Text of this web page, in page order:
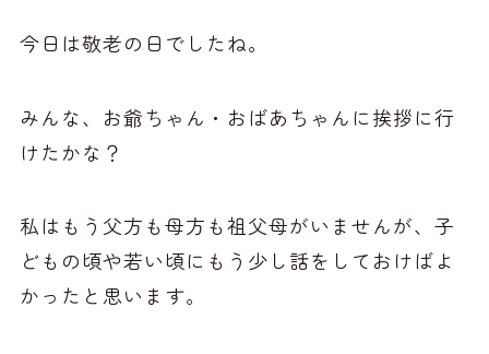
今日は敬老の日でしたね。
みんな、お爺ちゃん・おばあちゃんに挨拶に行
けたかな？
私はもう父方も母方も祖父母がいませんが、子
どもの頃や若い頃にもう少し話をしておけばよ
かったと思います。